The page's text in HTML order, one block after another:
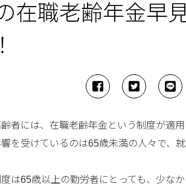
在職老齢年金早
者には、在職老齢年金という制度が適用
を受けているのは65歳未満の人々で、
は65歳以上の勤労者にとっても、少なか